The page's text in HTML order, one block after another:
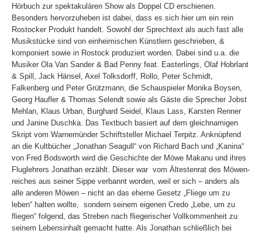
Hörbuch zur spektakulären Show als Doppel CD erschienen.
Besonders hervorzuheben ist dabei, dass es sich hier um ein rein
Rostocker Produkt handelt. Sowohl der Sprechtext als auch fast alle
Musikstücke sind von einheimischen Künstlern geschrieben, &
komponiert sowie in Rostock produziert worden. Dabei sind u.a. die
Musiker Ola Van Sander & Bad Penny feat. Easterlings, Olaf Hobrlant
& Spill, Jack Hänsel, Axel Tolksdorff, Rollo, Peter Schmidt,
Falkenberg und Peter Grützmann, die Schauspieler Monika Boysen,
Georg Haufler & Thomas Selendt sowie als Gäste die Sprecher Jobst
Mehlan, Klaus Urban, Burghard Seidel, Klaus Lass, Karsten Renner
und Janine Duschka. Das Textbuch basiert auf dem gleichnamigen
Skript vom Warnemünder Schriftsteller Michael Terpitz. Anknüpfend
an die Kultbücher „Jonathan Seagull“ von Richard Bach und „Kanina“
von Fred Bodsworth wird die Geschichte der Möwe Makanu und ihres
Fluglehrers Jonathan erzählt. Dieser war vom Ältestenrat des Möwen-
reiches aus seiner Sippe verbannt worden, weil er sich – anders als
alle anderen Möwen – nicht an das eherne Gesetz „Fliege um zu
leben“ halten wollte, sondern seinem eigenen Credo „Lebe, um zu
fliegen“ folgend, das Streben nach fliegerischer Vollkommenheit zu
seinem Lebensinhalt gemacht hatte. Als Jonathan schließlich bei